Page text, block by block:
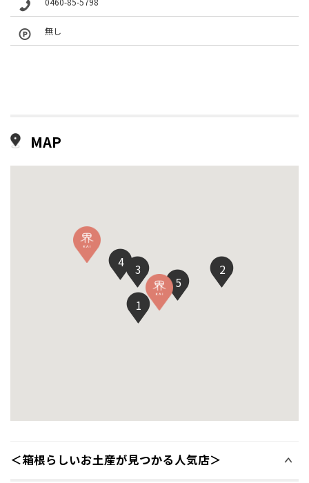
無し
MAP
1
2
3
4
5
＜箱根らしいお土産が見つかる人気店＞